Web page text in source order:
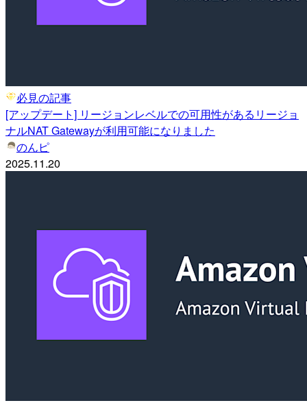
必見の記事
[アップデート] リージョンレベルでの可用性があるリージョ
ナルNAT Gatewayが利用可能になりました
のんピ
2025.11.20